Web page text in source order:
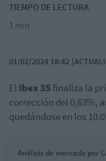
TIEMPO DE LECTURA
1 min
01/02/2024 18:42
ElIbex 35 finaliza la
corrección del 0,63%,
quedándose en los
Análisis de mercado por